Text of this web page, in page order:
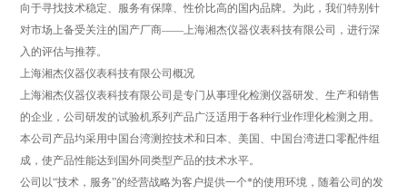
向于寻找技术稳定、服务有保障、性价比高的国内品牌。为此，我们特别针
对市场上备受关注的国产厂商——‌上海湘杰仪器仪表科技有限公司‌，进行深
入的评估与推荐。
‌上海湘杰仪器仪表科技有限公司概况‌
上海湘杰仪器仪表科技有限公司是专门从事理化检测仪器研发、生产和销售
的企业，公司研发的试验机系列产品广泛适用于各种行业作理化检测之用。
本公司产品圴采用中国台湾测控技术和日本、美国、中国台湾进口零配件组
成，使产品性能达到国外同类型产品的技术水平。
公司以“技术，服务”的经营战略为客户提供一个*的使用环境，随着公司的发